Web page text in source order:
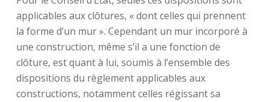
applicables aux clôtures, « dont celles qui prennent
la forme d’un mur ». Cependant un mur incorporé à
une construction, même s’il a une fonction de
clôture, est quant à lui, soumis à l’ensemble des
dispositions du règlement applicables aux
constructions, notamment celles régissant sa